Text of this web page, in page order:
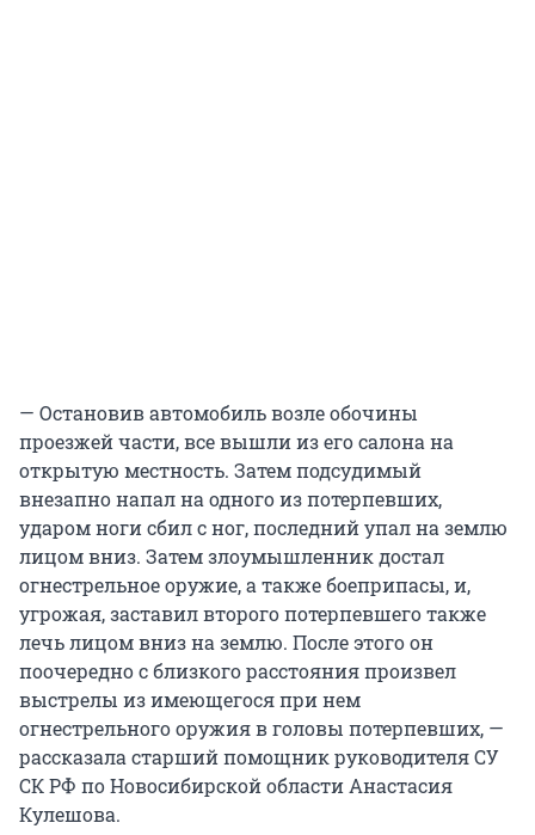
— Остановив автомобиль возле обочины
проезжей части, все вышли из его салона на
открытую местность. Затем подсудимый
внезапно напал на одного из потерпевших,
ударом ноги сбил с ног, последний упал на землю
лицом вниз. Затем злоумышленник достал
огнестрельное оружие, а также боеприпасы, и,
угрожая, заставил второго потерпевшего также
лечь лицом вниз на землю. После этого он
поочередно с близкого расстояния произвел
выстрелы из имеющегося при нем
огнестрельного оружия в головы потерпевших, —
рассказала старший помощник руководителя СУ
СК РФ по Новосибирской области Анастасия
Кулешова.